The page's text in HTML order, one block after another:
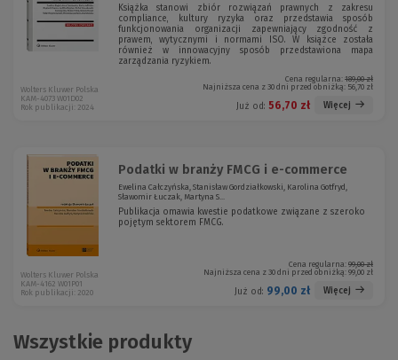
Książka stanowi zbiór rozwiązań prawnych z zakresu
compliance, kultury ryzyka oraz przedstawia sposób
funkcjonowania organizacji zapewniający zgodność z
prawem, wytycznymi i normami ISO. W książce została
również w innowacyjny sposób przedstawiona mapa
zarządzania ryzykiem.
Cena regularna: 189,00 zł
Najniższa cena z 30 dni przed obniżką: 56,70 zł
Już od: 56,70 zł Więcej
Wolters Kluwer Polska
KAM-4073 W01D02
Rok publikacji: 2024
Podatki w branży FMCG i e-commerce
Ewelina Całczyńska, Stanisław Gordziałkowski, Karolina Gotfryd,
Sławomir Łuczak, Martyna S...
Publikacja omawia kwestie podatkowe związane z szeroko
pojętym sektorem FMCG.
Cena regularna: 99,00 zł
Najniższa cena z 30 dni przed obniżką: 99,00 zł
Już od: 99,00 zł Więcej
Wolters Kluwer Polska
KAM-4162 W01P01
Rok publikacji: 2020
Wszystkie produkty